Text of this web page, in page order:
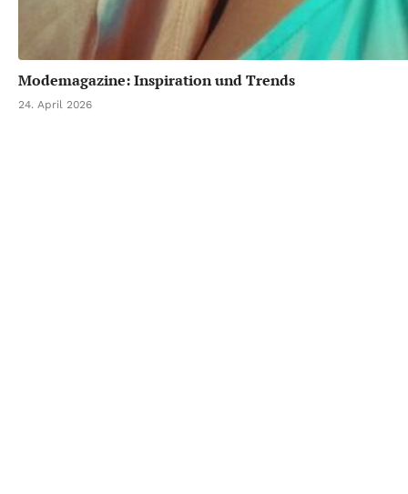
Modemagazine: Inspiration und Trends
24. April 2026